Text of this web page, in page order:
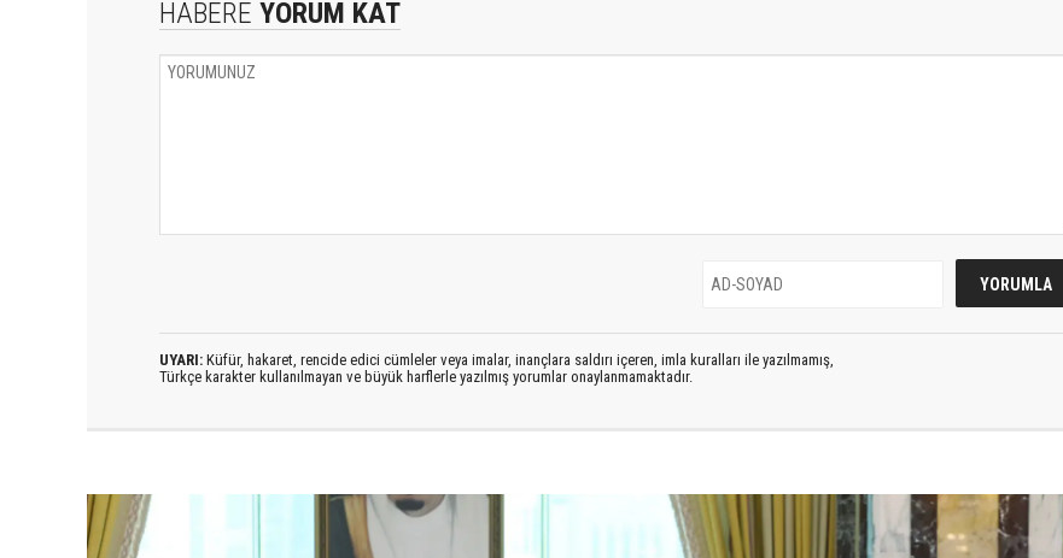
HABERE YORUM KAT
UYARI: Küfür, hakaret, rencide edici cümleler veya imalar, inançlara saldırı içeren, imla kuralları ile yazılmamış,
Türkçe karakter kullanılmayan ve büyük harflerle yazılmış yorumlar onaylanmamaktadır.